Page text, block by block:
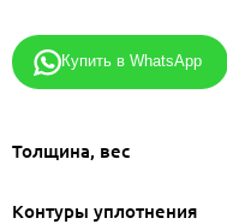
Купить в WhatsApp
Толщина, вес
Контуры уплотнения